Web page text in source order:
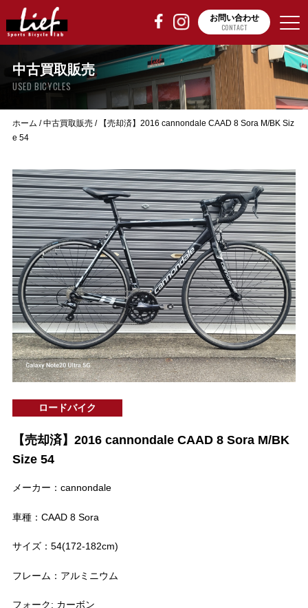
お問い合わせ
CONTACT
中古買取販売
USED BICYCLES
ホーム /中古買取販売/
【売却済】2016 cannondale CAAD 8 Sora M/BK Siz
e 54
ロードバイク
【売却済】2016 cannondale CAAD 8 Sora M/BK
Size 54
メーカー：cannondale
車種：CAAD 8 Sora
サイズ：54(172-182cm)
フレーム：アルミニウム
フォーク: カーボン